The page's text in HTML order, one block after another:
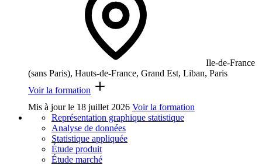
Ile-de-France
(sans Paris), Hauts-de-France, Grand Est, Liban, Paris
Voir la formation
Mis à jour le 18 juillet 2026 Voir la formation
Représentation graphique statistique
Analyse de données
Statistique appliquée
Étude produit
Étude marché